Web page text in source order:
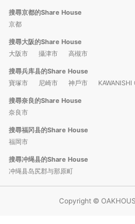
搜尋京都的Share House
京都
搜尋大阪的Share House
大阪市
攝津市 高槻市
搜尋兵库县的Share House
寶塚市
尼崎市 神戶市
搜尋奈良的Share House
奈良市
搜尋福冈县的Share House
福岡市
搜尋冲绳县的Share House
冲绳县岛尻郡与那原町
Copyright ©